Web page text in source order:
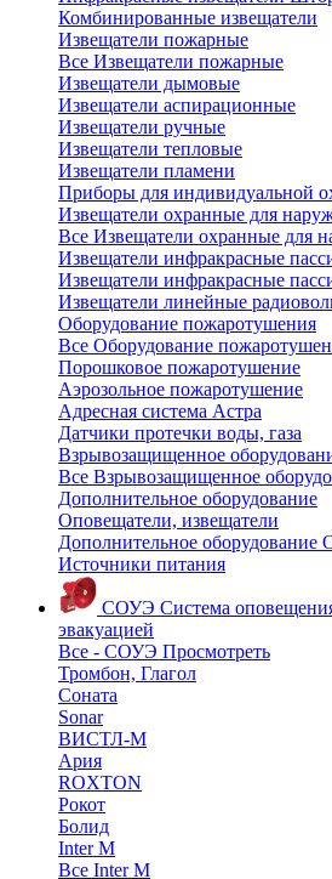
Комбинированные извещатели
Извещатели пожарные
Все Извещатели пожарные
Извещатели дымовые
Извещатели аспирационные
Извещатели ручные
Извещатели тепловые
Извещатели пламени
Приборы для индивидуальной
Извещатели охранные для
Все Извещатели охранные для
Извещатели инфракрасные
Извещатели инфракрасные
Извещатели линейные
Оборудование пожаротушения
Все Оборудование
Порошковое пожаротушение
Аэрозольное пожаротушение
Адресная система Астра
Датчики протечки воды, газа
Взрывозащищенное
Все Взрывозащищенное
Дополнительное оборудование
Оповещатели, извещатели
Дополнительное оборудование
Источники питания
СОУЭ Система
эвакуацией
Все - СОУЭ Просмотреть
Тромбон, Глагол
Соната
Sonar
ВИСТЛ-М
Ария
ROXTON
Рокот
Болид
Inter M
Все Inter M